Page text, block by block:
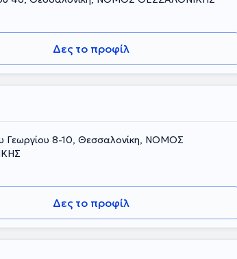
Δες το προφίλ
Γεωργίου 8-10, Θεσσαλονίκη, ΝΟΜΟΣ
Δες το προφίλ